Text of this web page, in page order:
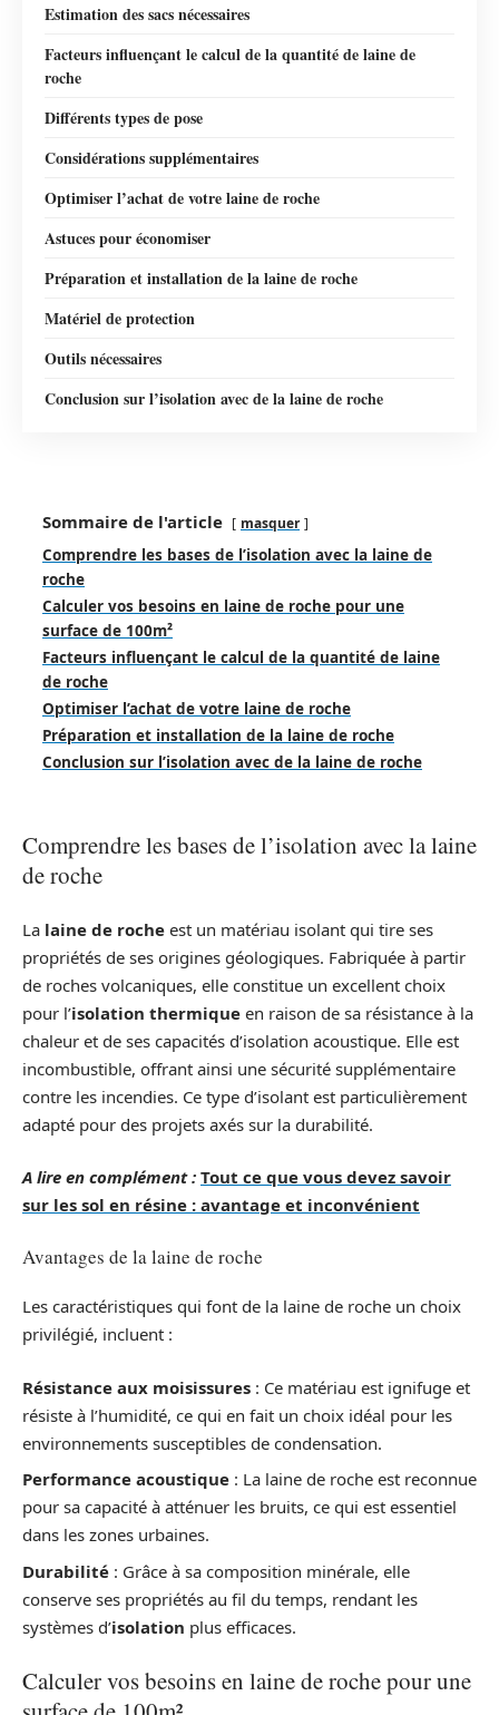
Estimation des sacs nécessaires
Facteurs influençant le calcul de la quantité de laine de
roche
Différents types de pose
Considérations supplémentaires
Optimiser l’achat de votre laine de roche
Astuces pour économiser
Préparation et installation de la laine de roche
Matériel de protection
Outils nécessaires
Conclusion sur l’isolation avec de la laine de roche
Sommaire de l'article masquer
Comprendre les bases de l’isolation avec la laine de
roche
Calculer vos besoins en laine de roche pour une
surface de 100m²
Facteurs influençant le calcul de la quantité de laine
de roche
Optimiser l’achat de votre laine de roche
Préparation et installation de la laine de roche
Conclusion sur l’isolation avec de la laine de roche
Comprendre les bases de l’isolation avec la laine
de roche
La laine de roche est un matériau isolant qui tire ses
propriétés de ses origines géologiques. Fabriquée à partir
de roches volcaniques, elle constitue un excellent choix
pour l’isolation thermique en raison de sa résistance à la
chaleur et de ses capacités d’isolation acoustique. Elle est
incombustible, offrant ainsi une sécurité supplémentaire
contre les incendies. Ce type d’isolant est particulièrement
adapté pour des projets axés sur la durabilité.
A lire en complément : Tout ce que vous devez savoir
sur les sol en résine : avantage et inconvénient
Avantages de la laine de roche
Les caractéristiques qui font de la laine de roche un choix
privilégié, incluent :
Résistance aux moisissures : Ce matériau est ignifuge et
résiste à l’humidité, ce qui en fait un choix idéal pour les
environnements susceptibles de condensation.
Performance acoustique : La laine de roche est reconnue
pour sa capacité à atténuer les bruits, ce qui est essentiel
dans les zones urbaines.
Durabilité : Grâce à sa composition minérale, elle
conserve ses propriétés au fil du temps, rendant les
systèmes d’isolation plus efficaces.
Calculer vos besoins en laine de roche pour une